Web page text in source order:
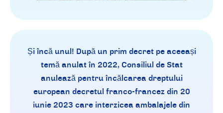
Și încă unul! După un prim decret pe aceeași
temă anulat în 2022, Consiliul de Stat
anulează pentru încălcarea dreptului
european decretul franco-francez din 20
iunie 2023 care interzicea ambalajele din